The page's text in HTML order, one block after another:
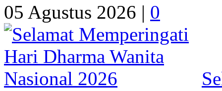
05 Agustus 2026 | 0